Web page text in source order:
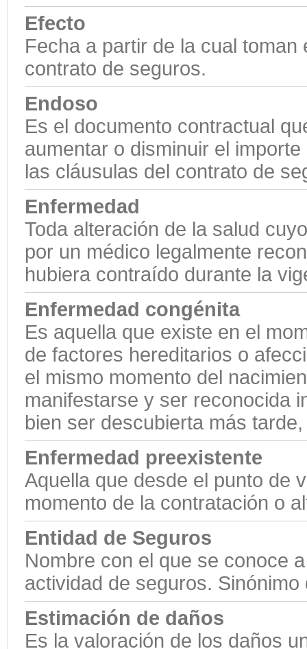
Efecto
Fecha a partir de la cual
contrato de seguros.
Endoso
Es el documento contractual
aumentar o disminuir el
las cláusulas del contrato de
Enfermedad
Toda alteración de la salud
por un médico legalmente
hubiera contraído durante la
Enfermedad congénita
Es aquella que existe en el
de factores hereditarios o
el mismo momento del
manifestarse y ser reconocida
bien ser descubierta más
Enfermedad preexistente
Aquella que desde el punto de
momento de la contratación o
Entidad de Seguros
Nombre con el que se conoce
actividad de seguros. Sinónimo
Estimación de daños
Es la valoración de los daños